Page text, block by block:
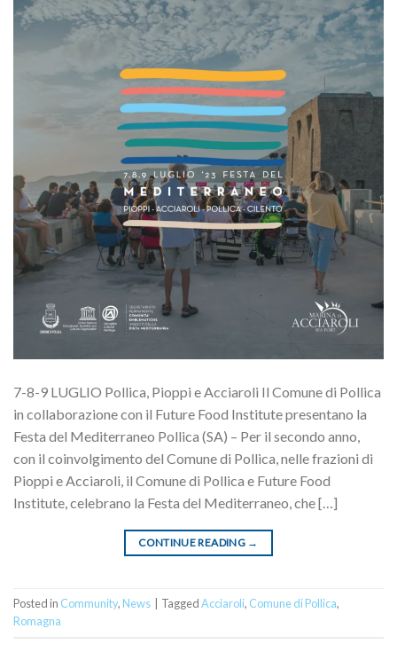
7-8-9 LUGLIO Pollica, Pioppi e Acciaroli Il Comune di Pollica
in collaborazione con il Future Food Institute presentano la
Festa del Mediterraneo Pollica (SA) – Per il secondo anno,
con il coinvolgimento del Comune di Pollica, nelle frazioni di
Pioppi e Acciaroli, il Comune di Pollica e Future Food
Institute, celebrano la Festa del Mediterraneo, che […]
CONTINUE READING →
Posted in Community, News TaggedAcciaroli, Comune di Pollica,
Romagna